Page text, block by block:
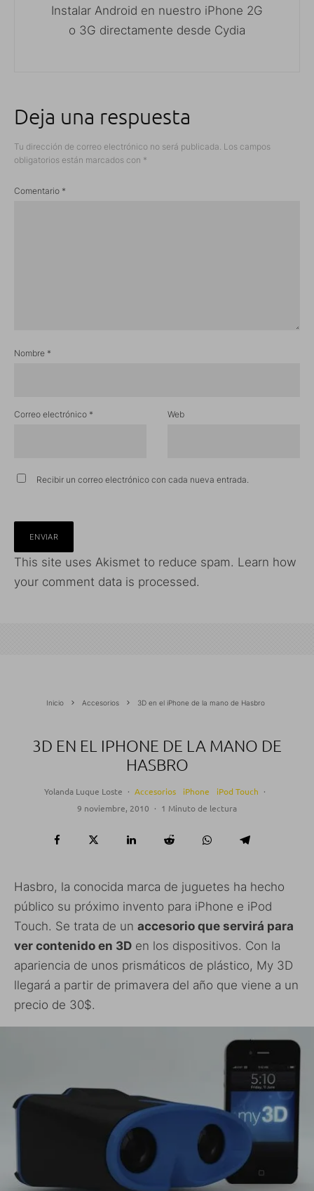
Instalar Android en nuestro iPhone 2G
o 3G directamente desde Cydia
Deja una respuesta
Tu dirección de correo electrónico no será publicada. Los campos
obligatorios están marcados con *
Comentario *
Nombre *
Correo electrónico * Web
Recibir un correo electrónico con cada nueva entrada.
This site uses Akismet to reduce spam. Learn how
your comment data is processed.
Inicio Accesorios 3D en el iPhone de la mano de Hasbro
3D EN EL IPHONE DE LA MANO DE
HASBRO
Yolanda Luque Loste · Accesorios iPhone iPod Touch ·
9 noviembre, 2010 · 1 Minuto de lectura
Hasbro, la conocida marca de juguetes ha hecho
público su próximo invento para iPhone e iPod
Touch. Se trata de un accesorio que servirá para
ver contenido en 3D en los dispositivos. Con la
apariencia de unos prismáticos de plástico, My 3D
llegará a partir de primavera del año que viene a un
precio de 30$.